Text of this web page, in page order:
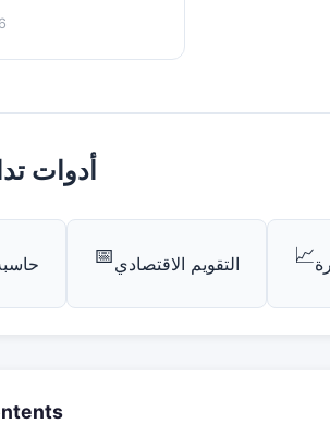
أدوات
📅التقويم الاقتصادي 📈